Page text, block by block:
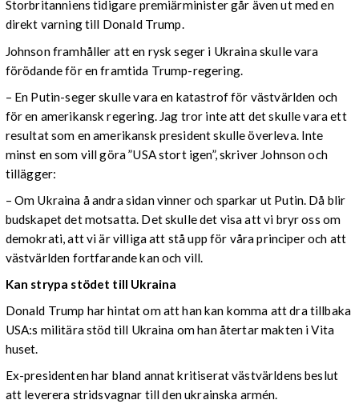
Storbritanniens tidigare premiärminister går även ut med en
direkt varning till Donald Trump.
Johnson framhåller att en rysk seger i Ukraina skulle vara
förödande för en framtida Trump-regering.
– En Putin-seger skulle vara en katastrof för västvärlden och
för en amerikansk regering. Jag tror inte att det skulle vara ett
resultat som en amerikansk president skulle överleva. Inte
minst en som vill göra ”USA stort igen”, skriver Johnson och
tillägger:
– Om Ukraina å andra sidan vinner och sparkar ut Putin. Då blir
budskapet det motsatta. Det skulle det visa att vi bryr oss om
demokrati, att vi är villiga att stå upp för våra principer och att
västvärlden fortfarande kan och vill.
Kan strypa stödet till Ukraina
Donald Trump har hintat om att han kan komma att dra tillbaka
USA:s militära stöd till Ukraina om han återtar makten i Vita
huset.
Ex-presidenten har bland annat kritiserat västvärldens beslut
att leverera stridsvagnar till den ukrainska armén.